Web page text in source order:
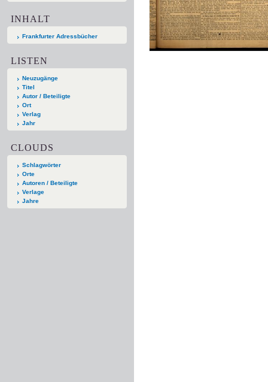
INHALT
Frankfurter Adressbücher
LISTEN
Neuzugänge
Titel
Autor / Beteiligte
Ort
Verlag
Jahr
CLOUDS
Schlagwörter
Orte
Autoren / Beteiligte
Verlage
Jahre